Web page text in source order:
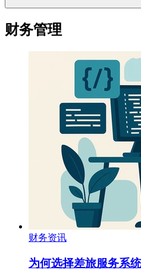
财务管理
财务资讯
为何选择差旅服务系